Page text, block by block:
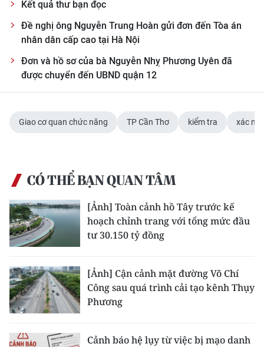
Media Du lịch
Media Thế giới
Media Thể thao
Media Giáo dục
Media Y tế
Media Môi trường
Infographic
TIN ĐỊA PHƯƠNG
Trung du và miền núi phía Bắc
Đồng bằng sông Hồng
Kết quả thư bạn đọc
Đề nghị ông Nguyễn Trung Hoàn gửi đơn đến Tòa án
nhân dân cấp cao tại Hà Nội
Đơn và hồ sơ của bà Nguyễn Nhỵ Phương Uyên đã
được chuyển đến UBND quận 12
Giao cơ quan chức năng TP Cần Thơ kiểm tra xác
CÓ THỂ BẠN QUAN TÂM
[Ảnh] Toàn cảnh hồ Tây trước kế
hoạch chỉnh trang với tổng mức đầu
tư 30.150 tỷ đồng
[Ảnh] Cận cảnh mặt đường Võ Chí
Công sau quá trình cải tạo kênh Thụy
Phương
Cảnh báo hệ lụy từ việc bị mạo danh